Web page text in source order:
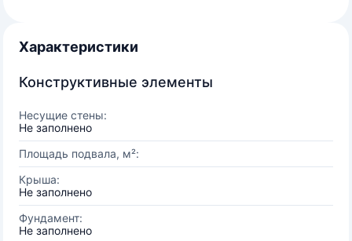
Характеристики
Конструктивные элементы
Несущие стены:
Не заполнено
Площадь подвала, м²:
Крыша:
Не заполнено
Фундамент:
Не заполнено